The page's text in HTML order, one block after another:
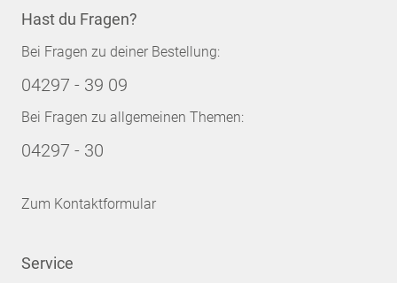
Hast du Fragen?
Bei Fragen zu deiner Bestellung:
04297 - 39 09
Bei Fragen zu allgemeinen Themen:
04297 - 30
Zum Kontaktformular
Service